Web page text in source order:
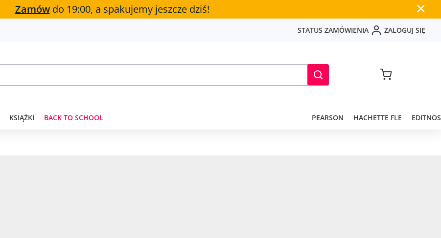
Zamówdo 19:00, a spakujemy jeszcze dziś! ✕
STATUS ZAMÓWIENIA ZALOGUJ SIĘ
KSIĄŻKI BACK TO SCHOOL PEARSON HACHETTE FLE EDITNOS